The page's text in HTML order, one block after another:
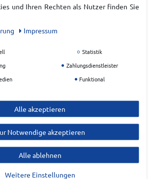
€*
und Ihren Rechten als Nutzer finden Sie
Impressum
Statistik
Zahlungsdienstleister
Funktional
Alle akzeptieren
Notwendige akzeptieren
Alle ablehnen
Weitere Einstellungen